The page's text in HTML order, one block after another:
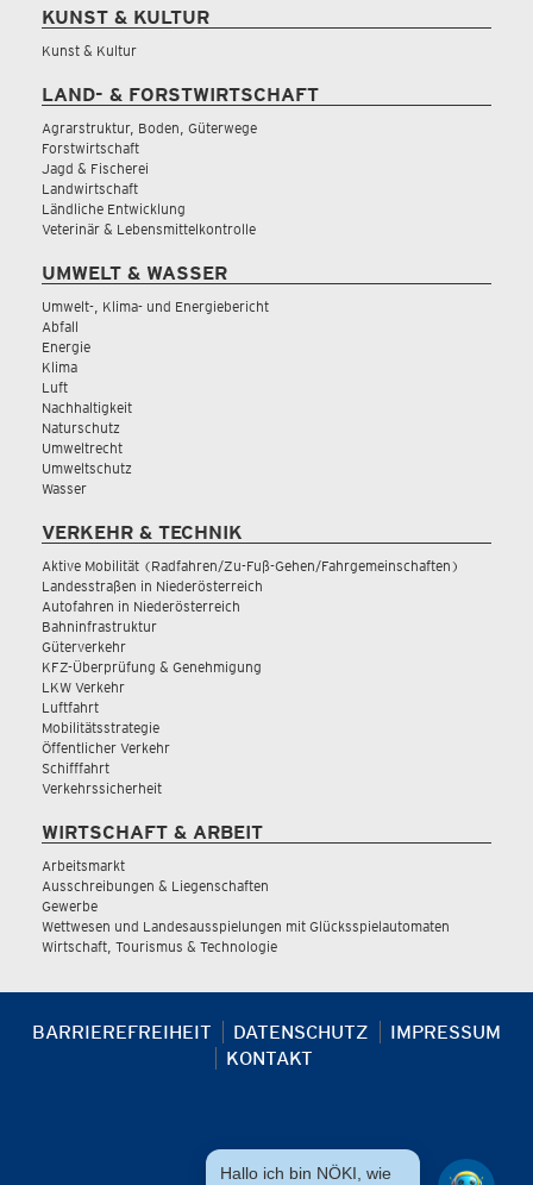
KUNST & KULTUR
Kunst & Kultur
LAND- & FORSTWIRTSCHAFT
Agrarstruktur, Boden, Güterwege
Forstwirtschaft
Jagd & Fischerei
Landwirtschaft
Ländliche Entwicklung
Veterinär & Lebensmittelkontrolle
UMWELT & WASSER
Umwelt-, Klima- und Energiebericht
Abfall
Energie
Klima
Luft
Nachhaltigkeit
Naturschutz
Umweltrecht
Umweltschutz
Wasser
VERKEHR & TECHNIK
Aktive Mobilität (Radfahren/Zu-Fuß-Gehen/Fahrgemeinschaften)
Landesstraßen in Niederösterreich
Autofahren in Niederösterreich
Bahninfrastruktur
Güterverkehr
KFZ-Überprüfung & Genehmigung
LKW Verkehr
Luftfahrt
Mobilitätsstrategie
Öffentlicher Verkehr
Schifffahrt
Verkehrssicherheit
WIRTSCHAFT & ARBEIT
Arbeitsmarkt
Ausschreibungen & Liegenschaften
Gewerbe
Wettwesen und Landesausspielungen mit Glücksspielautomaten
Wirtschaft, Tourismus & Technologie
BARRIEREFREIHEIT DATENSCHUTZ
IMPRESSUM
KONTAKT
Hallo ich bin NÖKI, wie